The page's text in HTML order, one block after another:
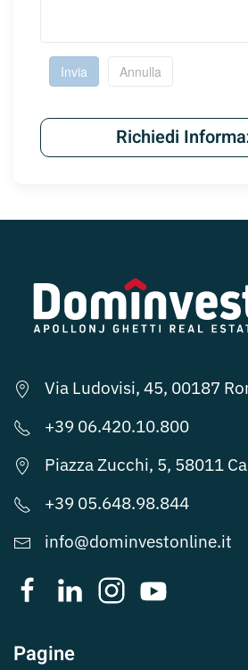
Invia Annulla
Richiedi
Via Ludovisi, 45, 00187
+39 06.420.10.800
Piazza Zucchi, 5, 58011
+39 05.648.98.844
info@dominvestonline.it
Pagine